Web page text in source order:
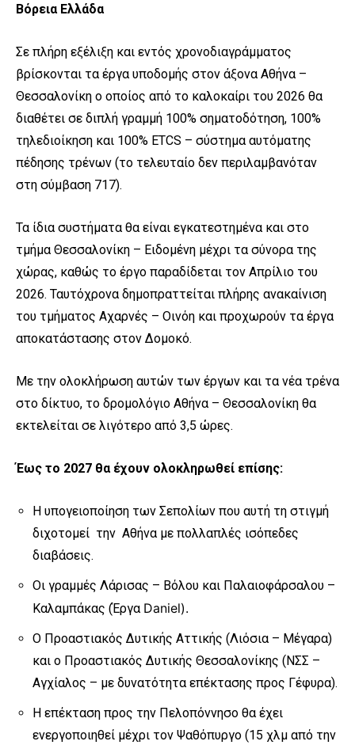
Βόρεια Ελλάδα
Σε πλήρη εξέλιξη και εντός χρονοδιαγράμματος
βρίσκονται τα έργα υποδομής στον άξονα Αθήνα –
Θεσσαλονίκη ο οποίος από το καλοκαίρι του 2026 θα
διαθέτει σε διπλή γραμμή 100% σηματοδότηση, 100%
τηλεδιοίκηση και 100% ETCS – σύστημα αυτόματης
πέδησης τρένων (το τελευταίο δεν περιλαμβανόταν
στη σύμβαση 717).
Τα ίδια συστήματα θα είναι εγκατεστημένα και στο
τμήμα Θεσσαλονίκη – Ειδομένη μέχρι τα σύνορα της
χώρας, καθώς το έργο παραδίδεται τον Απρίλιο του
2026. Ταυτόχρονα δημοπραττείται πλήρης ανακαίνιση
του τμήματος Αχαρνές – Οινόη και προχωρούν τα έργα
αποκατάστασης στον Δομοκό.
Με την ολοκλήρωση αυτών των έργων και τα νέα τρένα
στο δίκτυο, το δρομολόγιο Αθήνα – Θεσσαλονίκη θα
εκτελείται σε λιγότερο από 3,5 ώρες.
Έως το 2027 θα έχουν ολοκληρωθεί επίσης:
Η υπογειοποίηση των Σεπολίων που αυτή τη στιγμή
διχοτομεί την Αθήνα με πολλαπλές ισόπεδες
διαβάσεις.
Οι γραμμές Λάρισας – Βόλου και Παλαιοφάρσαλου –
Καλαμπάκας (Έργα Daniel).
Ο Προαστιακός Δυτικής Αττικής (Λιόσια – Μέγαρα)
και ο Προαστιακός Δυτικής Θεσσαλονίκης (ΝΣΣ –
Αγχίαλος – με δυνατότητα επέκτασης προς Γέφυρα).
Η επέκταση προς την Πελοπόννησο θα έχει
ενεργοποιηθεί μέχρι τον Ψαθόπυργο (15 χλμ από την